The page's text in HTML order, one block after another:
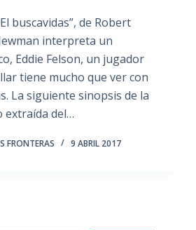
buscavidas”, de Robert
interpreta un
Eddie Felson, un jugador
tiene mucho que ver con
La siguiente sinopsis de la
extraída del…
FRONTERAS 9 ABRIL 2017